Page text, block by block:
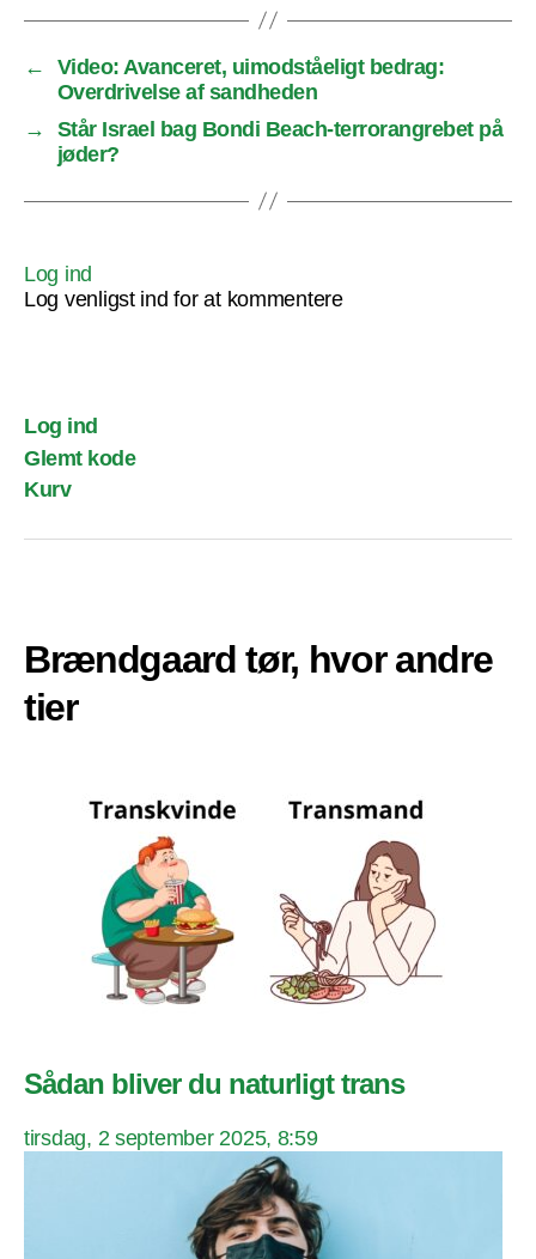
←
Video: Avanceret, uimodståeligt bedrag:
Overdrivelse af sandheden
→
Står Israel bag Bondi Beach-terrorangrebet på
jøder?
Log ind
Log venligst ind for at kommentere
Log ind
Glemt kode
Kurv
Brændgaard tør, hvor andre
tier
Sådan bliver du naturligt trans
tirsdag, 2 september 2025, 8:59